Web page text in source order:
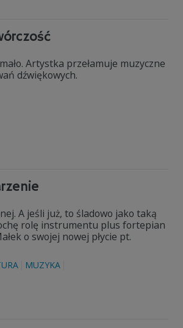
Artystka przełamuje muzyczne
dźwiękowych.
A jeśli już, to śladowo jako taką
rolę instrumentu plus fortepian
o swojej nowej płycie pt.
MUZYKA